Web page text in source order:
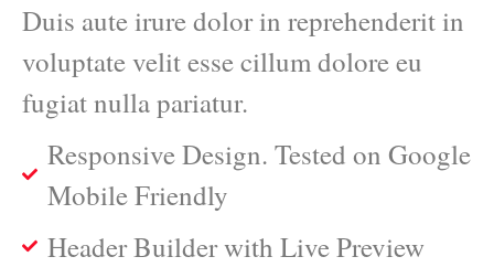
Duis aute irure dolor in reprehenderit in
voluptate velit esse cillum dolore eu
fugiat nulla pariatur.
Responsive Design. Tested on Google
Mobile Friendly
Header Builder with Live Preview